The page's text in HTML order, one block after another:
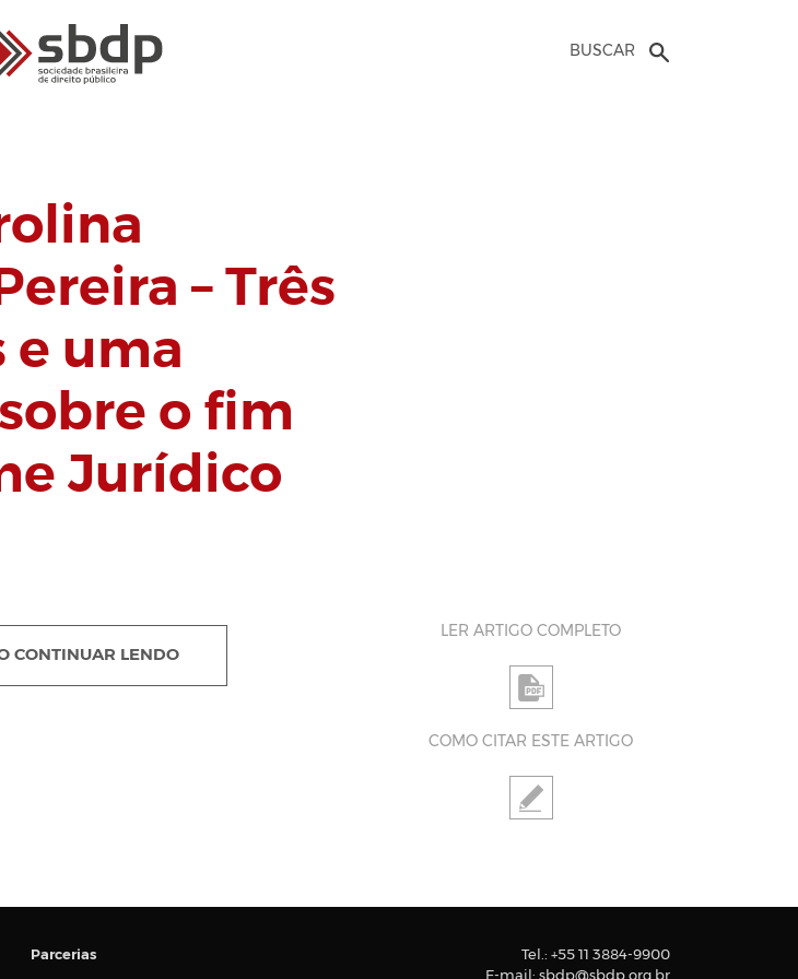
BUSCAR
– Três
e uma
o fim
Jurídico
CONTINUAR LENDO
LER ARTIGO COMPLETO
COMO CITAR ESTE ARTIGO
Parcerias Tel.: +55 11 3884-9900